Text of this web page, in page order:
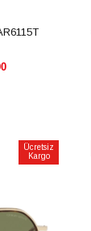
Ücretsiz
Kargo